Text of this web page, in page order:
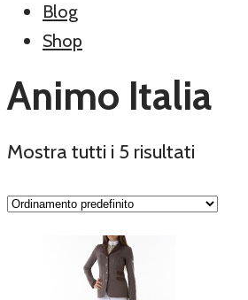
Blog
Shop
Animo Italia
Mostra tutti i 5 risultati